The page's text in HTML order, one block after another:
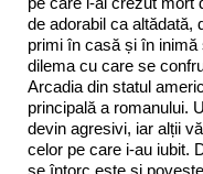
de adorabil ca altădată,
primi în casă și în inimă
dilema cu care se
Arcadia din statul
principală a romanului.
devin agresivi, iar alții
celor pe care i-au iubit.